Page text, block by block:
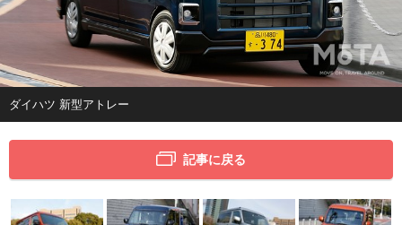
ダイハツ 新型アトレー
記事に戻る